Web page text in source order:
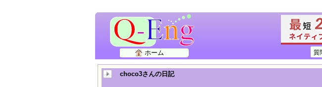
質
ホーム
choco3さんの日記